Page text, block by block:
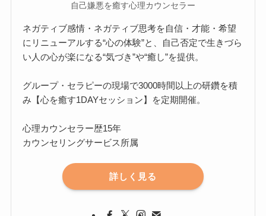
自己嫌悪を癒す心理カウンセラー
ネガティブ感情・ネガティブ思考を自信・才能・希望
にリニューアルする“心の体験”と、自己否定で生きづら
い人の心が楽になる“気づき”や“癒し”を提供。
グループ・セラピーの現場で3000時間以上の研鑽を積
み【心を癒す1DAYセッション】を定期開催。
心理カウンセラー歴15年
カウンセリングサービス所属
詳しく見る